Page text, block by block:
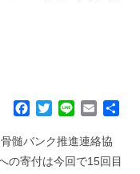
c
e
T
i
t
n
e
E
a
i
髄バンク推進連絡協
の寄付は今回で15回目